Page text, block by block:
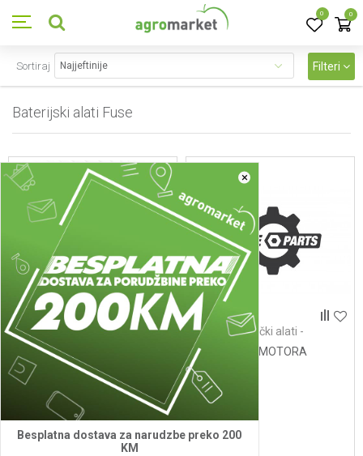
0 0
×
Besplatna dostava za narudzbe preko 200
KM
Baterijski alati Fuse
Sortiraj Filteri
Baterijski alati Fuse - motori
10 - ROTOR
60,00
Fuse radionički alati -
zavrtači
11 - PLOCA MOTORA
4,50